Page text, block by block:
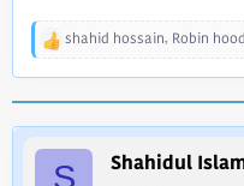
R
shahid hossain, Robin hood
S Shahidul